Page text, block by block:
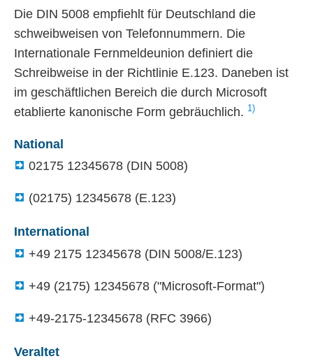
Die DIN 5008 empfiehlt für Deutschland die
schweibweisen von Telefonnummern. Die
Internationale Fernmeldeunion definiert die
Schreibweise in der Richtlinie E.123. Daneben ist
im geschäftlichen Bereich die durch Microsoft
etablierte kanonische Form gebräuchlich. 1)
National
02175 12345678 (DIN 5008)
(02175) 12345678 (E.123)
International
+49 2175 12345678 (DIN 5008/E.123)
+49 (2175) 12345678 ("Microsoft-Format")
+49-2175-12345678 (RFC 3966)
Veraltet